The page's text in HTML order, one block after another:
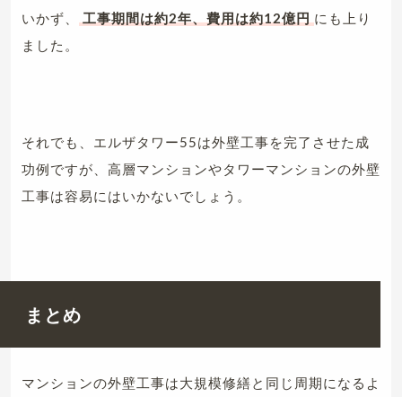
いかず、
工事期間は約2年、費用は約12億円 にも上り
ました。
それでも、エルザタワー55は外壁工事を完了させた成
功例ですが、高層マンションやタワーマンションの外壁
工事は容易にはいかないでしょう。
まとめ
マンションの外壁工事は大規模修繕と同じ周期になるよ